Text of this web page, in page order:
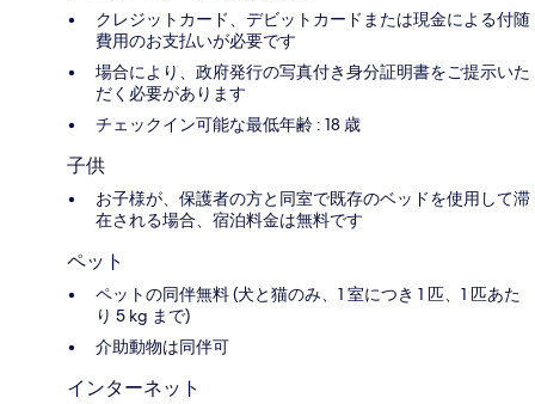
クレジットカード、デビットカードまたは現金による付随
費用のお支払いが必要です
場合により、政府発行の写真付き身分証明書をご提示いた
だく必要があります
チェックイン可能な最低年齢 : 18 歳
子供
お子様が、保護者の方と同室で既存のベッドを使用して滞
在される場合、宿泊料金は無料です
ペット
ペットの同伴無料 (犬と猫のみ、1 室につき 1 匹、1 匹あた
り 5 kg まで)
介助動物は同伴可
インターネット